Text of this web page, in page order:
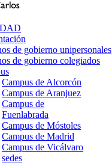
de gobierno unipersonales
de gobierno colegiados
Campus de Alcorcón
Campus de Aranjuez
Campus de
Fuenlabrada
Campus de Móstoles
Campus de Madrid
Campus de Vicálvaro
sedes